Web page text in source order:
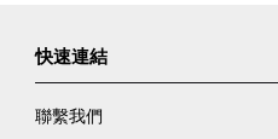
快速連結
聯繫我們